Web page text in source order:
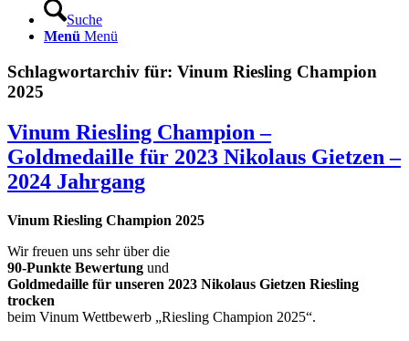
Suche
Menü Menü
Schlagwortarchiv für: Vinum Riesling Champion
2025
Vinum Riesling Champion –
Goldmedaille für 2023 Nikolaus Gietzen –
2024 Jahrgang
Vinum Riesling Champion 2025
Wir freuen uns sehr über die
90-Punkte Bewertung und
Goldmedaille für unseren 2023 Nikolaus Gietzen Riesling
trocken
beim Vinum Wettbewerb „Riesling Champion 2025“.